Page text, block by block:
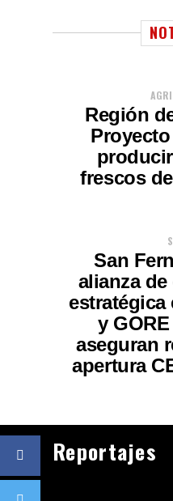
Región
frescos
San
alianza
estratégica
y
aseguran
apertura
Reportajes